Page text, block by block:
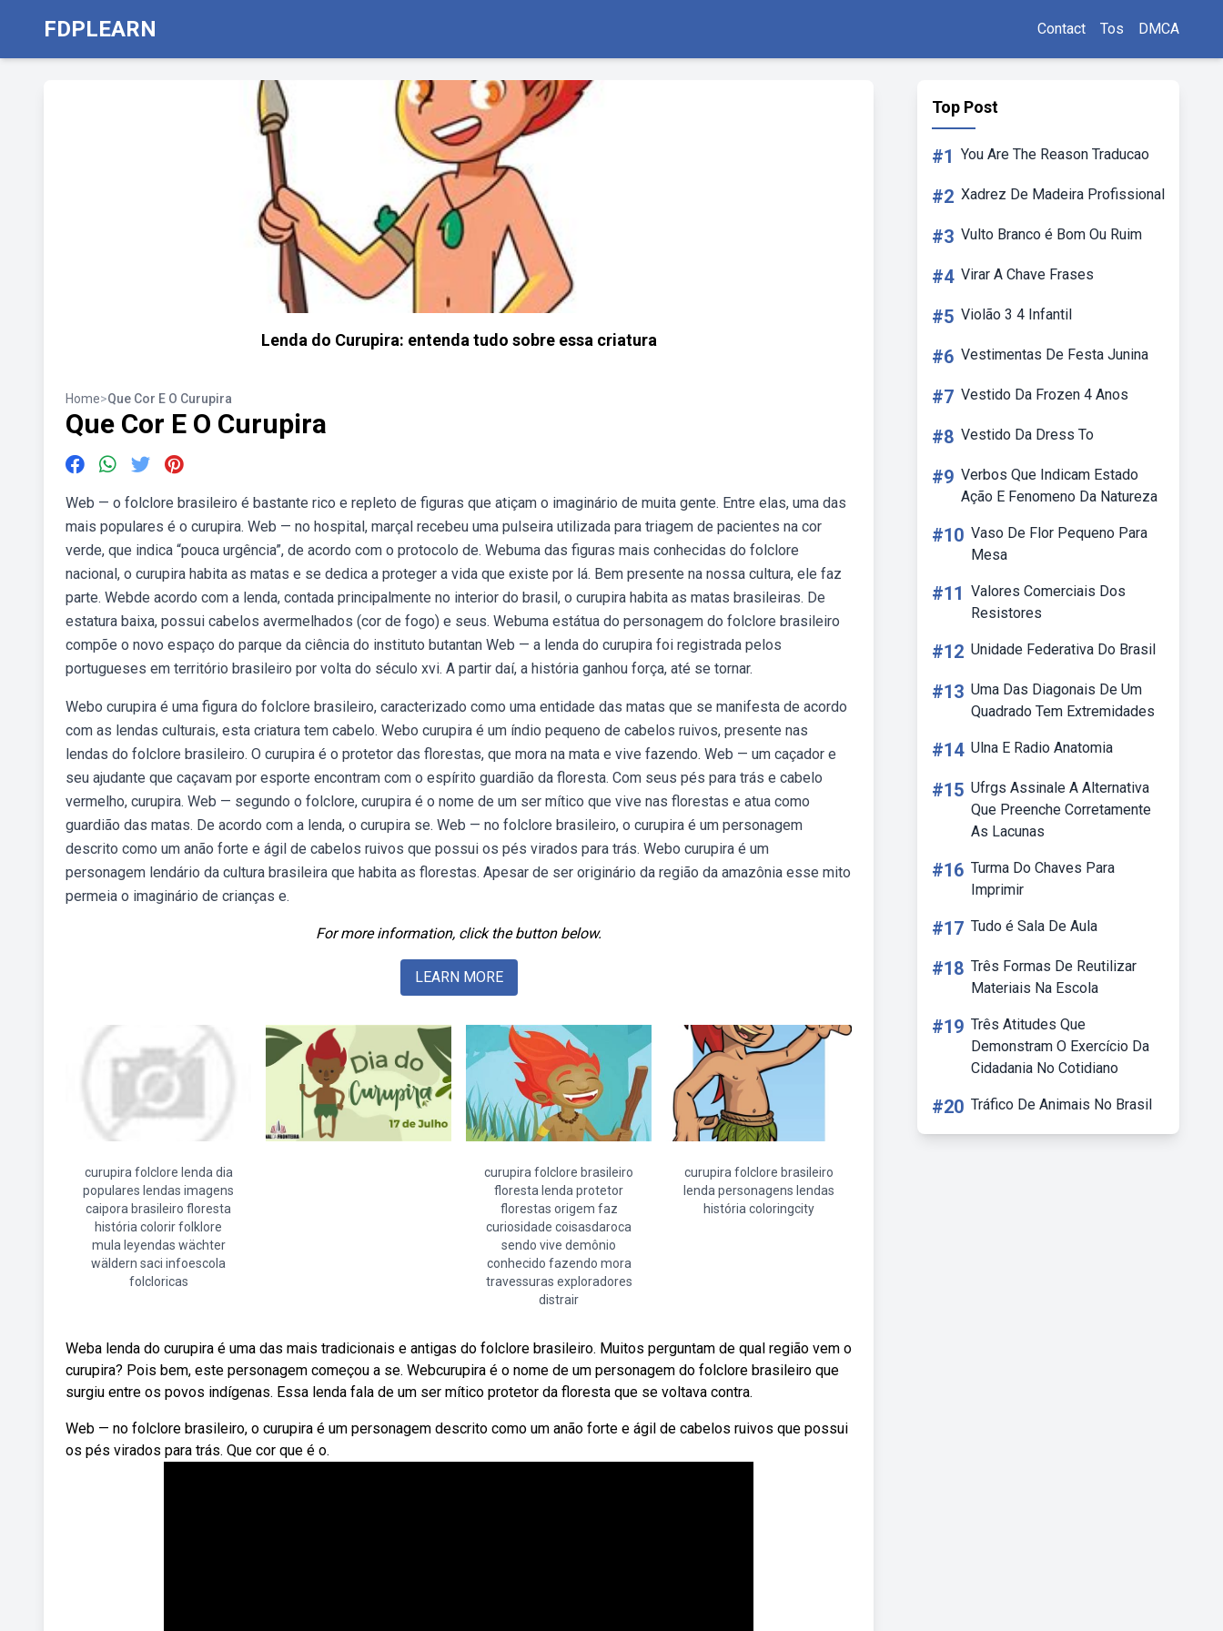
FDPLEARN Contact Tos DMCA
Lenda do Curupira: entenda tudo sobre essa criatura
Home>Que Cor E O Curupira
Que Cor E O Curupira
Web — o folclore brasileiro é bastante rico e repleto de figuras que atiçam o imaginário de muita gente. Entre elas, uma das
mais populares é o curupira. Web — no hospital, marçal recebeu uma pulseira utilizada para triagem de pacientes na cor
verde, que indica “pouca urgência”, de acordo com o protocolo de. Webuma das figuras mais conhecidas do folclore
nacional, o curupira habita as matas e se dedica a proteger a vida que existe por lá. Bem presente na nossa cultura, ele faz
parte. Webde acordo com a lenda, contada principalmente no interior do brasil, o curupira habita as matas brasileiras. De
estatura baixa, possui cabelos avermelhados (cor de fogo) e seus. Webuma estátua do personagem do folclore brasileiro
compõe o novo espaço do parque da ciência do instituto butantan Web — a lenda do curupira foi registrada pelos
portugueses em território brasileiro por volta do século xvi. A partir daí, a história ganhou força, até se tornar.
Webo curupira é uma figura do folclore brasileiro, caracterizado como uma entidade das matas que se manifesta de acordo
com as lendas culturais, esta criatura tem cabelo. Webo curupira é um índio pequeno de cabelos ruivos, presente nas
lendas do folclore brasileiro. O curupira é o protetor das florestas, que mora na mata e vive fazendo. Web — um caçador e
seu ajudante que caçavam por esporte encontram com o espírito guardião da floresta. Com seus pés para trás e cabelo
vermelho, curupira. Web — segundo o folclore, curupira é o nome de um ser mítico que vive nas florestas e atua como
guardião das matas. De acordo com a lenda, o curupira se. Web — no folclore brasileiro, o curupira é um personagem
descrito como um anão forte e ágil de cabelos ruivos que possui os pés virados para trás. Webo curupira é um
personagem lendário da cultura brasileira que habita as florestas. Apesar de ser originário da região da amazônia esse mito
permeia o imaginário de crianças e.
For more information, click the button below.
LEARN MORE
curupira folclore lenda dia
populares lendas imagens
caipora brasileiro floresta
história colorir folklore
mula leyendas wächter
wäldern saci infoescola
folcloricas
curupira folclore brasileiro
floresta lenda protetor
florestas origem faz
curiosidade coisasdaroca
sendo vive demônio
conhecido fazendo mora
travessuras exploradores
distrair
curupira folclore brasileiro
lenda personagens lendas
história coloringcity
Weba lenda do curupira é uma das mais tradicionais e antigas do folclore brasileiro. Muitos perguntam de qual região vem o
curupira? Pois bem, este personagem começou a se. Webcurupira é o nome de um personagem do folclore brasileiro que
surgiu entre os povos indígenas. Essa lenda fala de um ser mítico protetor da floresta que se voltava contra.
Web — no folclore brasileiro, o curupira é um personagem descrito como um anão forte e ágil de cabelos ruivos que possui
os pés virados para trás. Que cor que é o.
Top Post
#1 You Are The Reason Traducao
#2 Xadrez De Madeira Profissional
#3 Vulto Branco é Bom Ou Ruim
#4 Virar A Chave Frases
#5 Violão 3 4 Infantil
#6 Vestimentas De Festa Junina
#7 Vestido Da Frozen 4 Anos
#8 Vestido Da Dress To
#9 Verbos Que Indicam Estado
Ação E Fenomeno Da Natureza
#10 Vaso De Flor Pequeno Para
Mesa
#11 Valores Comerciais Dos
Resistores
#12 Unidade Federativa Do Brasil
#13 Uma Das Diagonais De Um
Quadrado Tem Extremidades
#14 Ulna E Radio Anatomia
#15 Ufrgs Assinale A Alternativa
Que Preenche Corretamente
As Lacunas
#16 Turma Do Chaves Para
Imprimir
#17 Tudo é Sala De Aula
#18 Três Formas De Reutilizar
Materiais Na Escola
#19 Três Atitudes Que
Demonstram O Exercício Da
Cidadania No Cotidiano
#20 Tráfico De Animais No Brasil